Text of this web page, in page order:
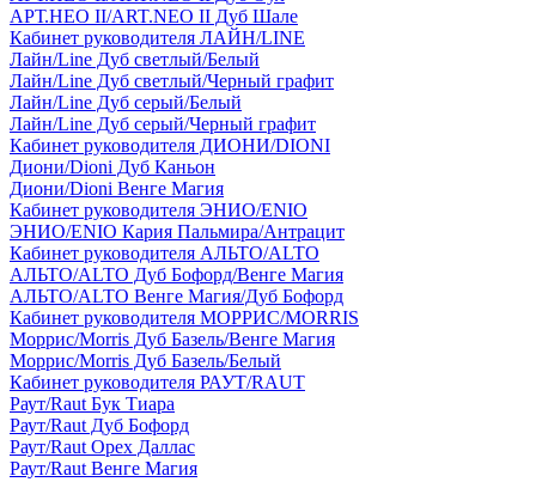
АРТ.НЕО II/ART.NEO II Дуб Шале
Кабинет руководителя ЛАЙН/LINE
Лайн/Line Дуб светлый/Белый
Лайн/Line Дуб светлый/Черный графит
Лайн/Line Дуб серый/Белый
Лайн/Line Дуб серый/Черный графит
Кабинет руководителя ДИОНИ/DIONI
Диони/Dioni Дуб Каньон
Диони/Dioni Венге Магия
Кабинет руководителя ЭНИО/ENIO
ЭНИО/ENIO Кария Пальмира/Антрацит
Кабинет руководителя АЛЬТО/ALTO
АЛЬТО/ALTO Дуб Бофорд/Венге Магия
АЛЬТО/ALTO Венге Магия/Дуб Бофорд
Кабинет руководителя МОРРИС/MORRIS
Моррис/Morris Дуб Базель/Венге Магия
Моррис/Morris Дуб Базель/Белый
Кабинет руководителя РАУТ/RAUT
Раут/Raut Бук Тиара
Раут/Raut Дуб Бофорд
Раут/Raut Орех Даллас
Раут/Raut Венге Магия